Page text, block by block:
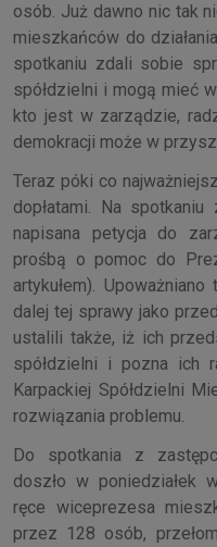
osób. Już dawno nic tak
mieszkańców do
spotkaniu zdali sobie
spółdzielni i mogą mieć
kto jest w zarządzie,
demokracji może w
Teraz póki co
dopłatami. Na
napisana petycja do
prośbą o pomoc do
artykułem).
dalej tej sprawy jako
ustalili także, iż ich
spółdzielni i pozna ich
Karpackiej Spółdzielni
rozwiązania problemu.
Do spotkania z
doszło w poniedziałek
ręce wiceprezesa
przez 128 osób,